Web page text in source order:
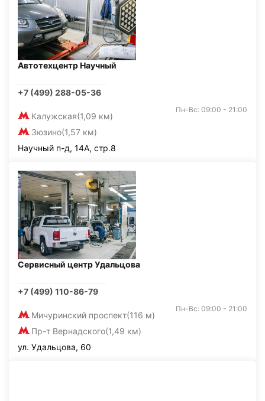
Автотехцентр Научный
+7 (499) 288-05-36
Калужская(1,09 км)
Зюзино(1,57 км)
Пн-Вс: 09:00 - 21:00
Научный п-д, 14А, стр.8
Сервисный центр Удальцова
+7 (499) 110-86-79
Мичуринский проспект(116 м)
Пр-т Вернадского(1,49 км)
Пн-Вс: 09:00 - 21:00
ул. Удальцова, 60